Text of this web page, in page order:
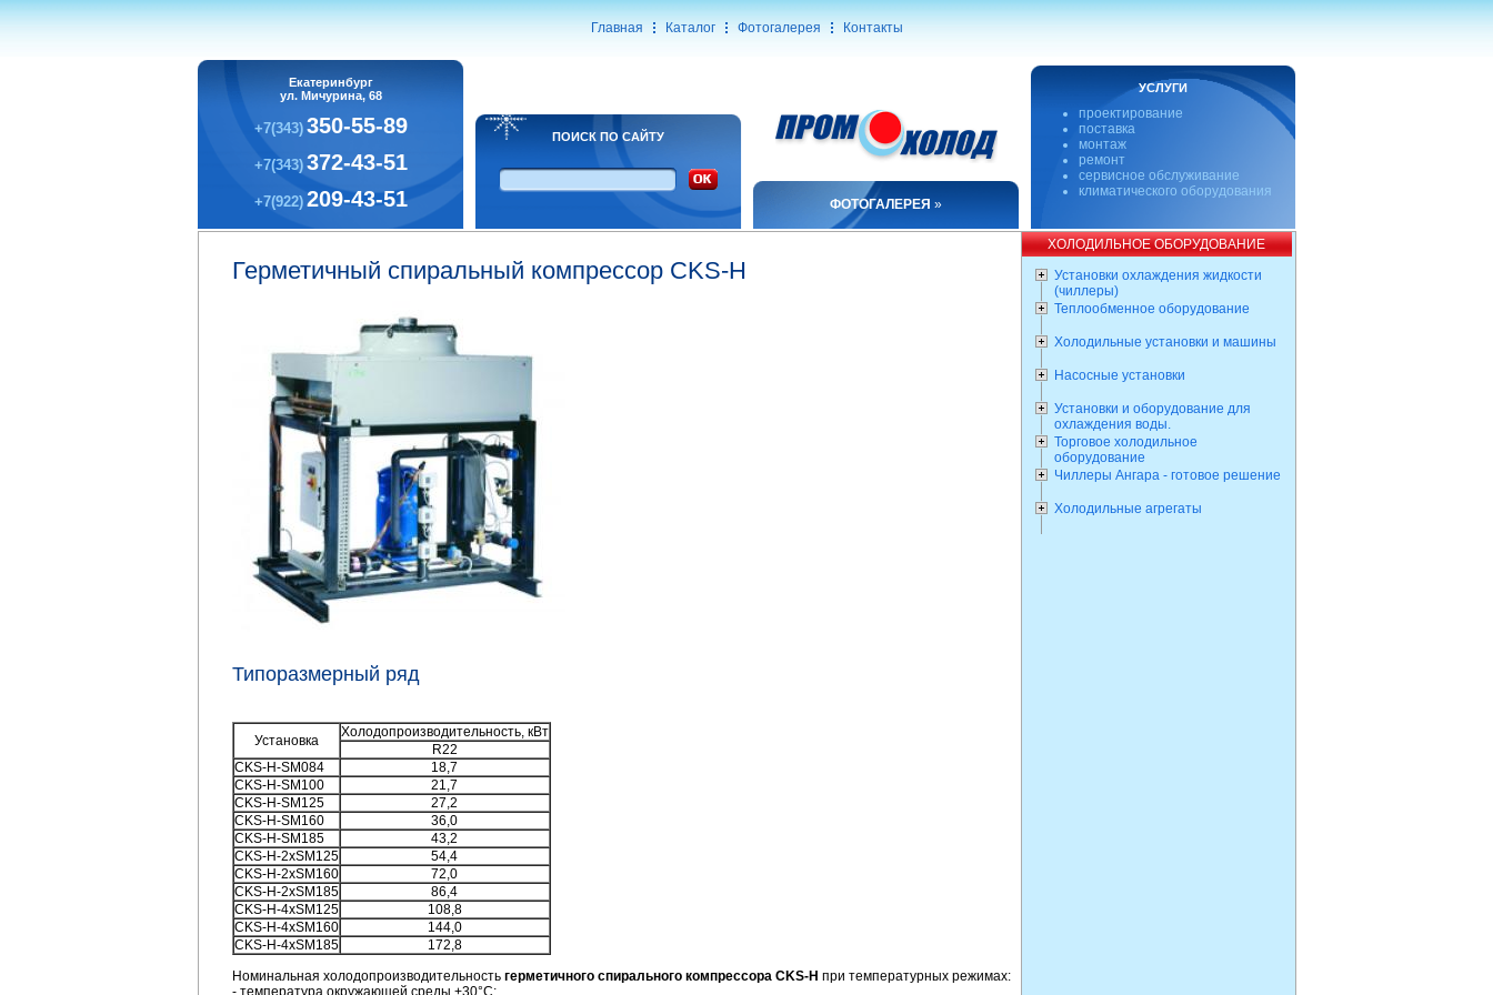
Главная Каталог Фотогалерея Контакты
Екатеринбург
ул. Мичурина, 68
+7(343) 350-55-89
+7(343) 372-43-51
+7(922) 209-43-51
ПОИСК ПО САЙТУ
ФОТОГАЛЕРЕЯ »
УСЛУГИ
проектирование
поставка
монтаж
ремонт
сервисное обслуживание
климатического оборудования
Герметичный спиральный компрессор CKS-H
Типоразмерный ряд
Установка
Холодопроизводительность, кВт
R22
СKS-H-SM084
18,7
СKS-H-SM100
21,7
СKS-H-SM125
27,2
СKS-Н-SМ160
36,0
СKS-H-SM185
43,2
СKS-H-2xSM125
54,4
СKS-H-2xSM160
72,0
СKS-H-2xSM185
86,4
СKS-H-4xSM125
108,8
СKS-H-4xSM160
144,0
СKS-H-4xSM185
172,8
Номинальная холодопроизводительность герметичного спирального компрессора CKS-H при температурных режимах:
ХОЛОДИЛЬНОЕ ОБОРУДОВАНИЕ
Установки охлаждения жидкости
(чиллеры)
Теплообменное оборудование
Холодильные установки и машины
Насосные установки
Установки и оборудование для
охлаждения воды.
Торговое холодильное
оборудование
Чиллеры Ангара - готовое решение
Холодильные агрегаты